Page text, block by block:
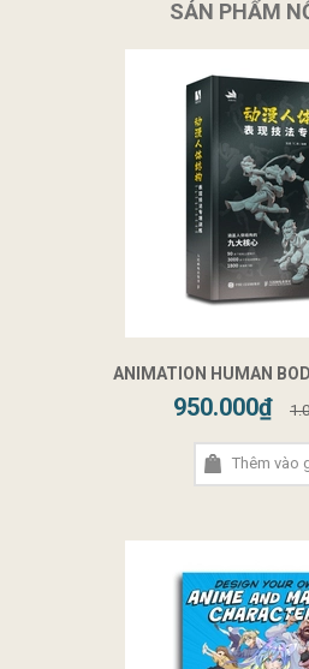
SẢN PHẨM
ANIMATION HUMAN
950.000₫
Thêm vào